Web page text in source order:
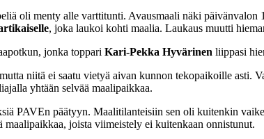
oli menty alle varttitunti. Avausmaali näki päivänvalon
, joka laukoi kohti maalia. Laukaus muutti
jonka toppari Kari-Pekka Hyvärinen liippasi
niitä ei saatu vietyä aivan kunnon tekopaikoille asti.
yhtään selvää maalipaikkaa.
PAVEn päätyyn. Maalitilanteisiin sen oli kuitenkin
joista viimeistely ei kuitenkaan onnistunut.